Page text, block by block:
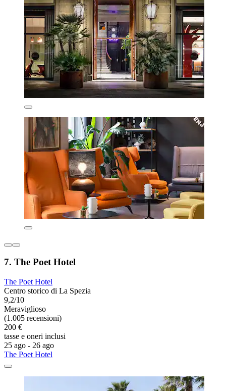
7. The Poet Hotel
The Poet Hotel
Centro storico di La Spezia
9,2/10
Meraviglioso
(1.005 recensioni)
200 €
tasse e oneri inclusi
25 ago - 26 ago
The Poet Hotel